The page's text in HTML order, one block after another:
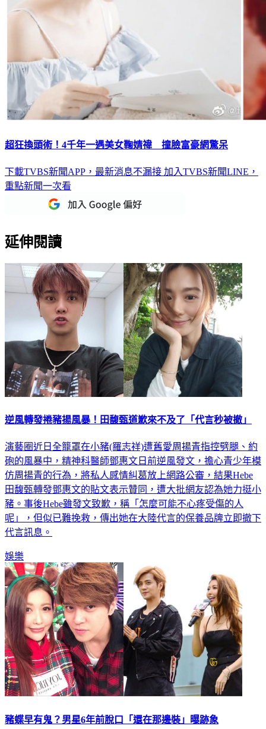
超狂換頭術！4千年一遇美女鞠婧禕 撞臉富豪網驚呆
下載TVBS新聞APP，最新消息不漏接 加入TVBS新聞LINE，
重點新聞一次看
延伸閱讀
逆風轉發捲豬揚風暴！田馥甄道歉來不及了「代言秒被撤」
演藝圈近日全籠罩在小豬(羅志祥)遭舊愛周揚青指控劈腿、約
砲的風暴中，精神科醫師鄧惠文日前逆風發文，擔心青少年模
仿周揚青的行為，將私人感情糾葛放上網路公審，結果Hebe
田馥甄轉發鄧惠文的貼文表示贊同，遭大批網友認為她力挺小
豬。事後Hebe雖發文致歉，稱「怎麼可能不心疼受傷的人
呢」，但似已難挽救，傳出她在大陸代言的保養品牌立即撤下
代言訊息。
娛樂
豬蝶早有鬼？男星6年前脫口「還在那邊裝」曝跡象